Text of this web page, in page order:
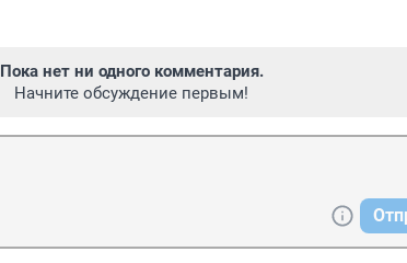
Пока нет ни одного комментария.
Начните обсуждение первым!